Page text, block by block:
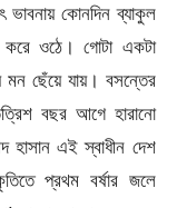
ভাবনায় কোনদিন ব্যাকুল
ওঠে। গোটা একটা
মন ছেঁয়ে যায়। বসন্তের
বছর আগে হারানো
হাসান এই স্বাধীন দেশ
প্রথম বর্ষার জলে